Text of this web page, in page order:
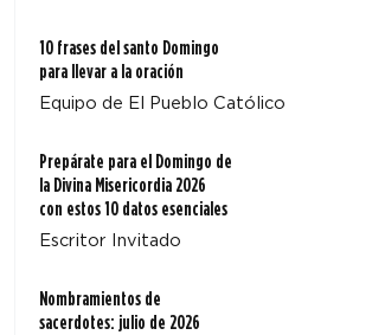
10 frases del santo Domingo
para llevar a la oración
Equipo de El Pueblo Católico
Prepárate para el Domingo de
la Divina Misericordia 2026
con estos 10 datos esenciales
Escritor Invitado
Nombramientos de
sacerdotes: julio de 2026